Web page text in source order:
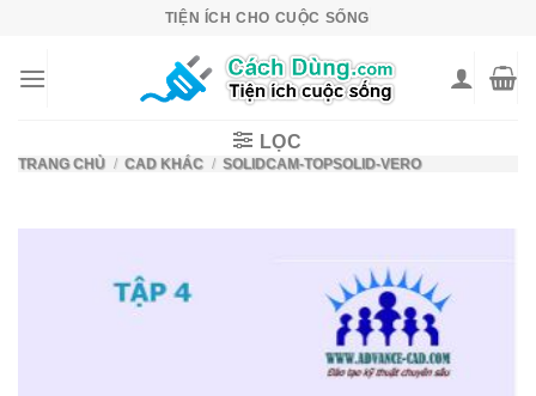
content
TIỆN ÍCH CHO CUỘC SỐNG
LỌC
TRANG CHỦ / CAD KHÁC / SOLIDCAM-TOPSOLID-VERO